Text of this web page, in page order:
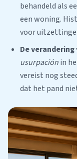
behandeld als
een woning.
voor
De verandering
usurpaciónin
vereist nog
dat het pand